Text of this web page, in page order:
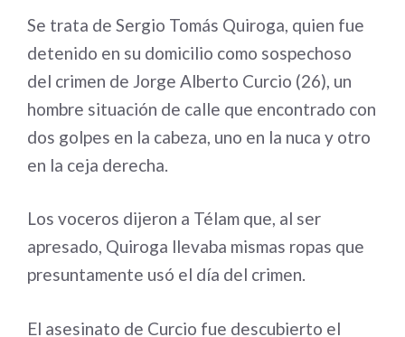
Se trata de Sergio Tomás Quiroga, quien fue
detenido en su domicilio como sospechoso
del crimen de Jorge Alberto Curcio (26), un
hombre situación de calle que encontrado con
dos golpes en la cabeza, uno en la nuca y otro
en la ceja derecha.
Los voceros dijeron a Télam que, al ser
apresado, Quiroga llevaba mismas ropas que
presuntamente usó el día del crimen.
El asesinato de Curcio fue descubierto el